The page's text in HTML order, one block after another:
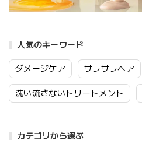
人気のキーワード
ダメージケア サラサラヘア
洗い流さないトリートメント
カテゴリから選ぶ